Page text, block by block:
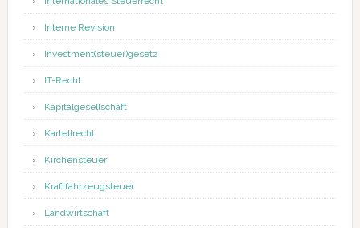
Interne Revision
Investment(steuer)gesetz
IT-Recht
Kapitalgesellschaft
Kartellrecht
Kirchensteuer
Kraftfahrzeugsteuer
Landwirtschaft